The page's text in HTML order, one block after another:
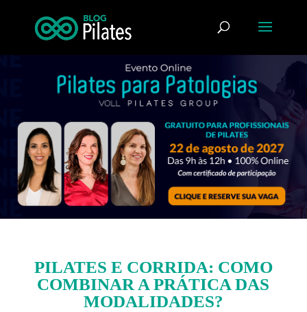
PILATES E CORRIDA: COMO
COMBINAR A PRÁTICA DAS
MODALIDADES?